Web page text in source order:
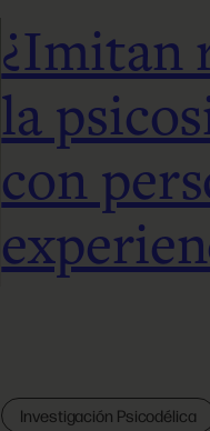
¿Imitan
la
con
Investigación Psicodélica